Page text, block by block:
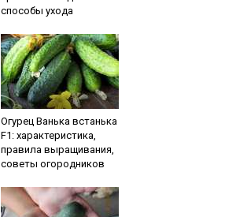
способы ухода
Огурец Ванька встанька
F1: характеристика,
правила выращивания,
советы огородников